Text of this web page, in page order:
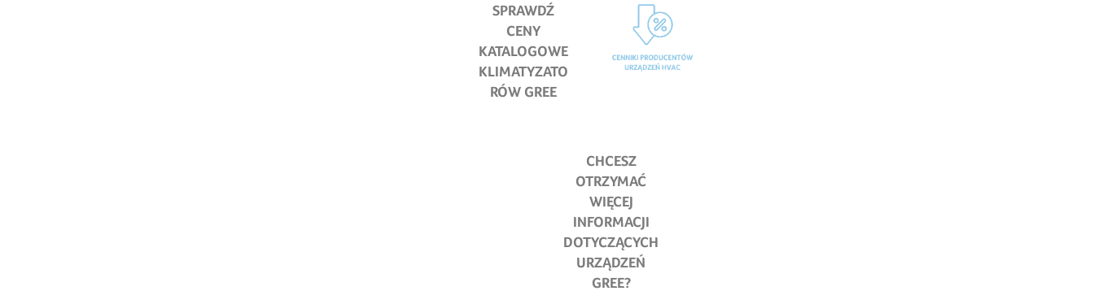
SPRAWDŹ
CENY
KATALOGOWE
KLIMATYZATO
RÓW GREE
CHCESZ
OTRZYMAĆ
WIĘCEJ
INFORMACJI
DOTYCZĄCYCH
URZĄDZEŃ
GREE?